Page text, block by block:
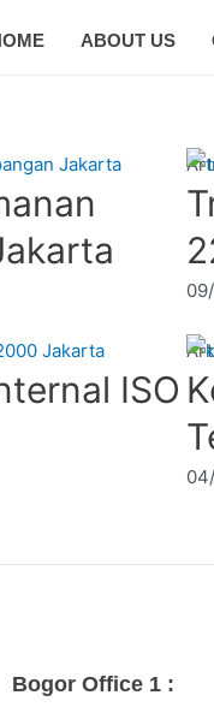
ABOUT US
ISO
Bogor Office 1 :